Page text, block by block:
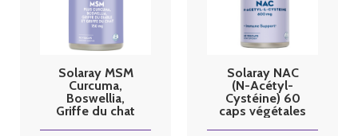
Solaray MSM
Curcuma,
Boswellia,
Griffe du chat
Solaray NAC
(N-Acétyl-
Cystéine) 60
caps végétales